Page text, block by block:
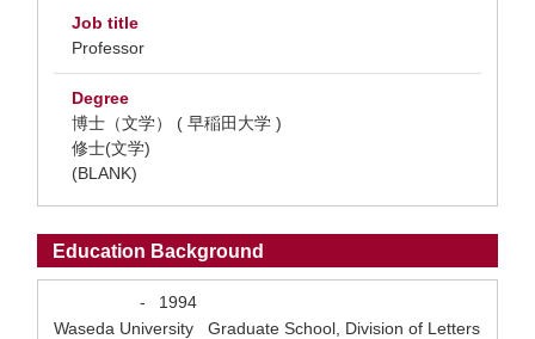
Job title
Professor
Degree
博士（文学） ( 早稲田大学 )
修士(文学)
(BLANK)
Education Background
-
1994
Waseda University Graduate School, Division of Letters